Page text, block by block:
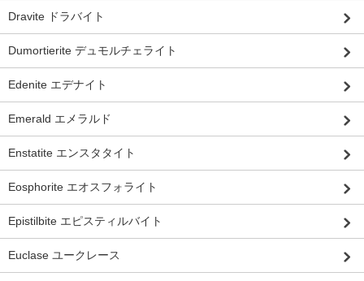
Dravite ドラバイト
Dumortierite デュモルチェライト
Edenite エデナイト
Emerald エメラルド
Enstatite エンスタタイト
Eosphorite エオスフォライト
Epistilbite エピスティルバイト
Euclase ユークレース